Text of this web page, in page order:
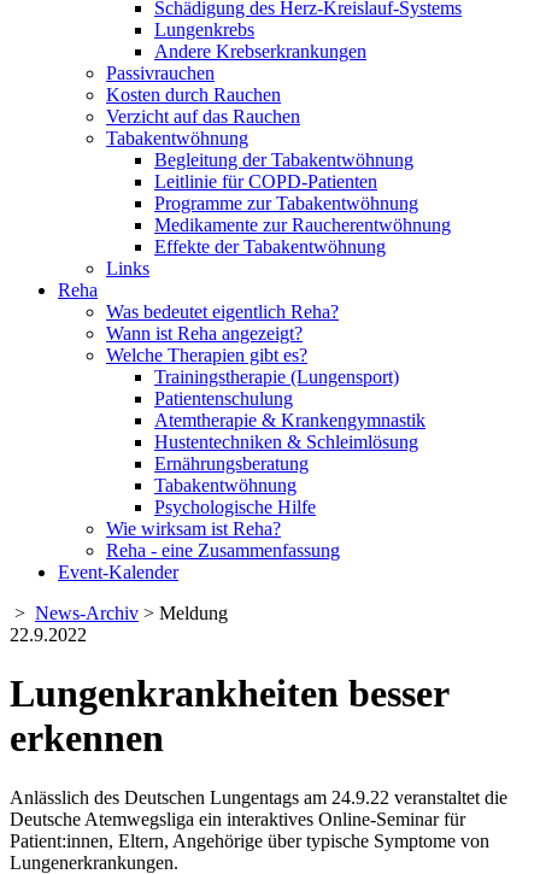
Schädigung des Herz-Kreislauf-Systems
Lungenkrebs
Andere Krebserkrankungen
Passivrauchen
Kosten durch Rauchen
Verzicht auf das Rauchen
Tabakentwöhnung
Begleitung der Tabakentwöhnung
Leitlinie für COPD-Patienten
Programme zur Tabakentwöhnung
Medikamente zur Raucherentwöhnung
Effekte der Tabakentwöhnung
Links
Reha
Was bedeutet eigentlich Reha?
Wann ist Reha angezeigt?
Welche Therapien gibt es?
Trainingstherapie (Lungensport)
Patientenschulung
Atemtherapie & Krankengymnastik
Hustentechniken & Schleimlösung
Ernährungsberatung
Tabakentwöhnung
Psychologische Hilfe
Wie wirksam ist Reha?
Reha - eine Zusammenfassung
Event-Kalender
> News-Archiv > Meldung
22.9.2022
Lungenkrankheiten besser
erkennen
Anlässlich des Deutschen Lungentags am 24.9.22 veranstaltet die
Deutsche Atemwegsliga ein interaktives Online-Seminar für
Patient:innen, Eltern, Angehörige über typische Symptome von
Lungenerkrankungen.